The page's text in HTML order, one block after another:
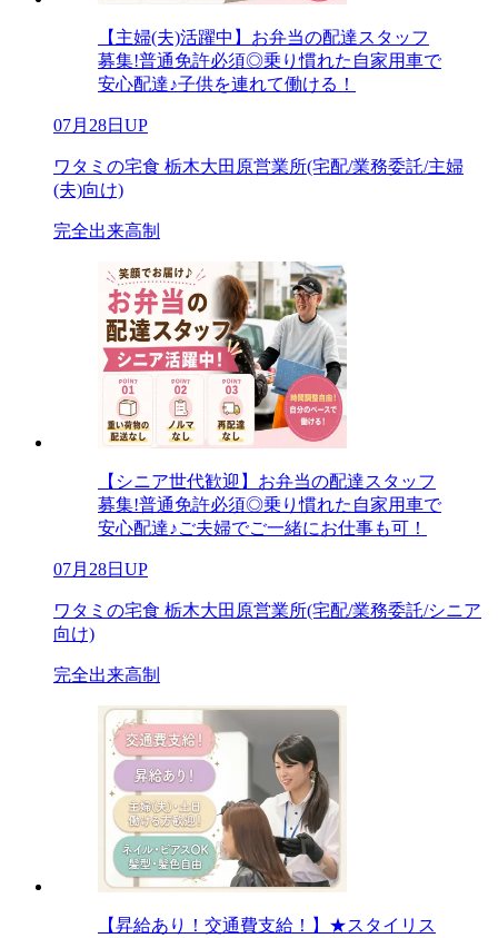
【主婦(夫)活躍中】お弁当の配達スタッフ
募集!普通免許必須◎乗り慣れた自家用車で
安心配達♪子供を連れて働ける！
07月28日UP
ワタミの宅食 栃木大田原営業所(宅配/業務委託/主婦
(夫)向け)
完全出来高制
【シニア世代歓迎】お弁当の配達スタッフ
募集!普通免許必須◎乗り慣れた自家用車で
安心配達♪ご夫婦でご一緒にお仕事も可！
07月28日UP
ワタミの宅食 栃木大田原営業所(宅配/業務委託/シニア
向け)
完全出来高制
【昇給あり！交通費支給！】★スタイリス